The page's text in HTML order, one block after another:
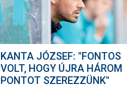
KANTA JÓZSEF: "FONTOS
VOLT, HOGY ÚJRA HÁROM
PONTOT SZEREZZÜNK"